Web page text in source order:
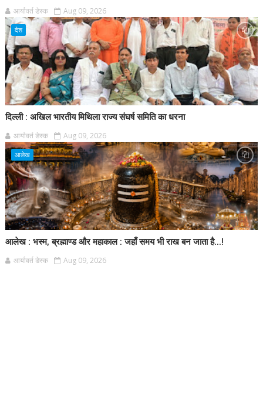
आर्यावर्त डेस्क Aug 09, 2026
देश
दिल्ली : अखिल भारतीय मिथिला राज्य संघर्ष समिति का धरना
आर्यावर्त डेस्क Aug 09, 2026
आलेख
आलेख : भस्म, ब्रह्माण्ड और महाकाल : जहाँ समय भी राख बन जाता है...!
आर्यावर्त डेस्क Aug 09, 2026